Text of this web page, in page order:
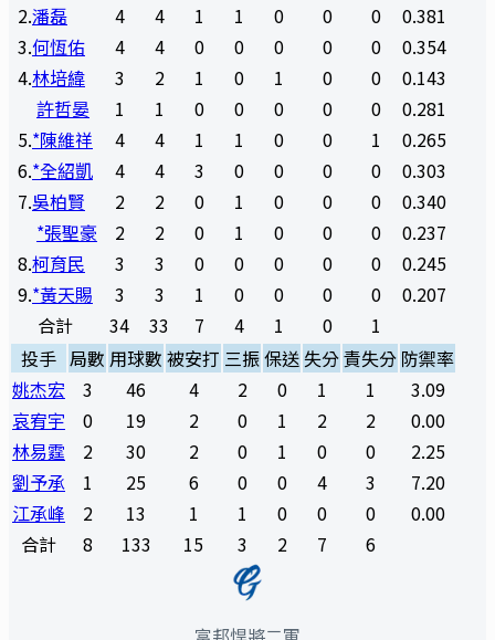
2.潘磊 4 4 1 1 0 0 0
0.381
3.何恆佑 4 4 0 0 0 0 0
0.354
4.林培緯 3 2 1 0 1 0 0
0.143
許哲晏
1 1 0 0 0 0 0
0.281
5.*陳維祥 4 4 1 1 0 0 1
0.265
6.*全紹凱 4 4 3 0 0 0 0
0.303
7.吳柏賢 2 2 0 1 0 0 0
0.340
*張聖豪
2 2 0 1 0 0 0
0.237
8.柯育民 3 3 0 0 0 0 0
0.245
9.*黃天賜 3 3 1 0 0 0 0
0.207
合計
34 33 7 4 1 0
1
投手 局數 用球數 被安打 三振保送失分責失分 防禦率
姚杰宏
3 46 4 2 0 1 1
3.09
哀宥宇
0 19 2 0 1 2 2
0.00
林易霆
2 30 2 0 1 0 0
2.25
劉予承
1 25 6 0 0 4 3
7.20
江承峰
2 13 1 1 0 0 0
0.00
合計
8 133 15 3 2 7 6